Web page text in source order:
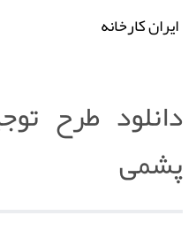
ایران کارخانه
دانلود طرح
پشمی